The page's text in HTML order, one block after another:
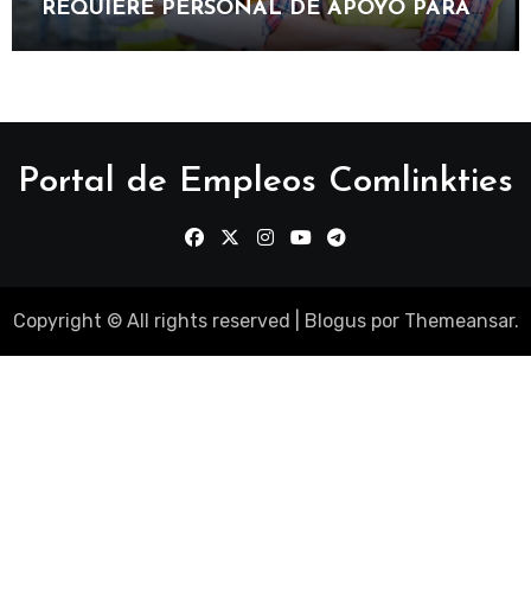
REQUIERE PERSONAL DE APOYO PARA
PARTICIPAR EN PROYECTOS DE OBRAS,
MANTENIMIENTO E INFRAESTRUCTURA
Portal de Empleos Comlinkties
Copyright © All rights reserved Bloguspor Themeansar.